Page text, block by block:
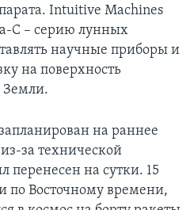
Intuitive Machines
C – серию лунных
научные приборы и
на поверхность
Земли.
на раннее
за технической
перенесен на сутки. 15
по Восточному времени,